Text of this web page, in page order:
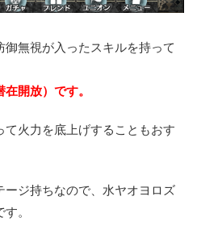
無視が入ったスキルを持って
開放）です。
て火力を底上げすることもおす
ジ持ちなので、水ヤオヨロズ
。